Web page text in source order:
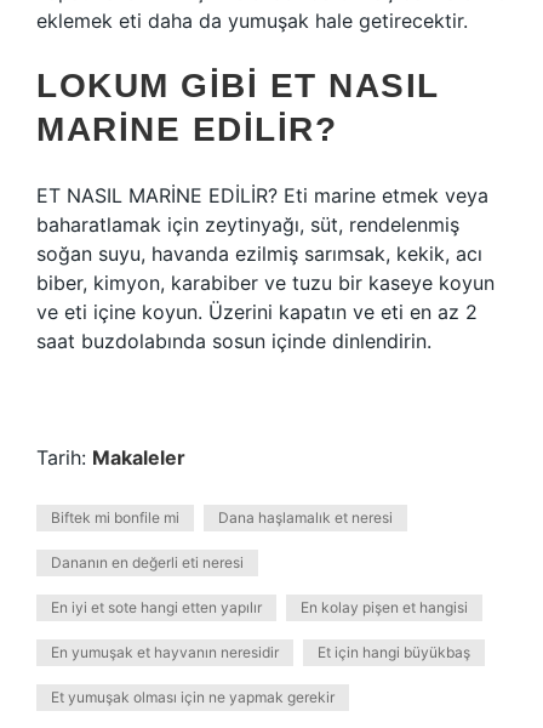
eklemek eti daha da yumuşak hale getirecektir.
LOKUM GIBI ET NASIL
MARINE EDILIR?
ET NASIL MARİNE EDİLİR? Eti marine etmek veya
baharatlamak için zeytinyağı, süt, rendelenmiş
soğan suyu, havanda ezilmiş sarımsak, kekik, acı
biber, kimyon, karabiber ve tuzu bir kaseye koyun
ve eti içine koyun. Üzerini kapatın ve eti en az 2
saat buzdolabında sosun içinde dinlendirin.
Tarih: Makaleler
Biftek mi bonfile mi Dana haşlamalık et neresi
Dananın en değerli eti neresi
En iyi et sote hangi etten yapılır En kolay pişen et hangisi
En yumuşak et hayvanın neresidir Et için hangi büyükbaş
Et yumuşak olması için ne yapmak gerekir